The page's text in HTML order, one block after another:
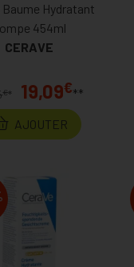
Baume Hydratant
454ml
CERAVE
€* 19,09€**
AJOUTER